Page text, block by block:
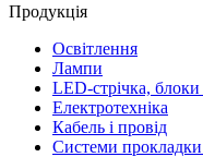
Продукція
Освітлення
Лампи
LED-стрічка,
Електротехніка
Кабель і провід
Системи